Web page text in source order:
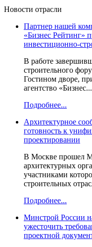
Новости отрасли
Партнер нашей
«Бизнес Рейтинг»
инвестиционно-
В работе
строительного
Гостином дворе,
агентство «Бизнес...
Подробнее...
Архитектурное
готовность к
проектировании
В Москве прошел
архитектурных
участниками
строительных
Подробнее...
Минстрой России
ужесточить
проектной